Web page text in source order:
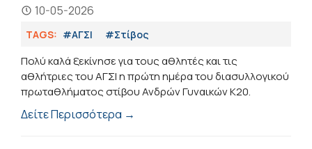
10-05-2026
TAGS: #ΑΓΣΙ #Στίβος
Πολύ καλά ξεκίνησε για τους αθλητές και τις
αθλήτριες του ΑΓΣΙ η πρώτη ημέρα του διασυλλογικού
πρωταθλήματος στίβου Ανδρών Γυναικών Κ20.
Δείτε Περισσότερα →